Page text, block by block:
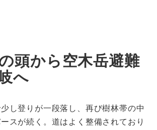
頭から空木岳避難
へ
し登りが一段落し、再び樹林帯の中
スが続く。道はよく整備されており